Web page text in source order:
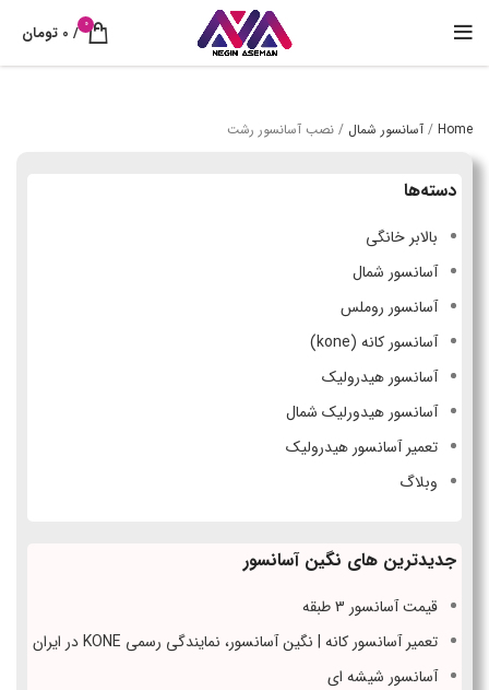
0
/
0 تومان
Home
/ آسانسور شمال / نصب آسانسور رشت
دسته‌ها
بالابر خانگی
آسانسور شمال
آسانسور روملس
آسانسور کانه (kone)
آسانسور هیدرولیک
آسانسور هیدورلیک شمال
تعمیر آسانسور هیدرولیک
وبلاگ
جدیدترین های نگین آسانسور
قیمت آسانسور 3 طبقه
تعمیر آسانسور کانه | نگین آسانسور، نمایندگی رسمی KONE در ایران
آسانسور شیشه ای